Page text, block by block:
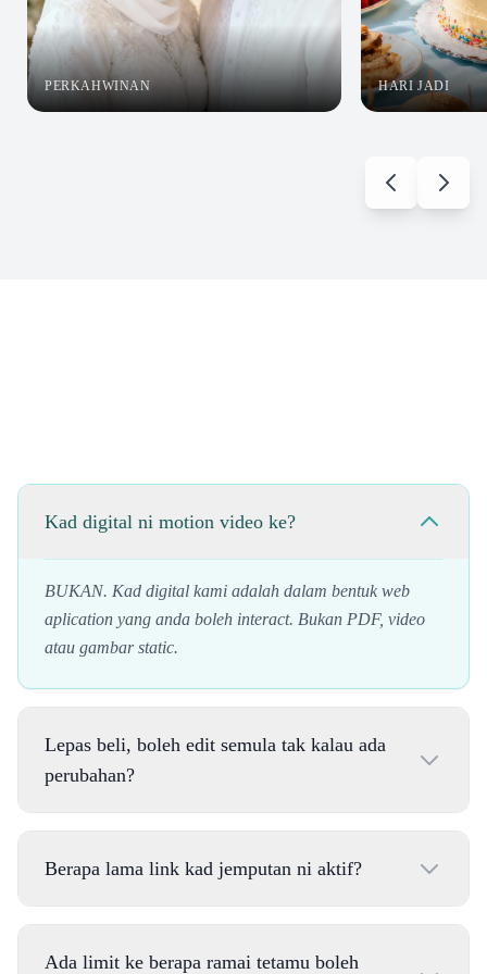
PERKAHWINAN HARI JADI
Kad digital ni motion video ke?
BUKAN. Kad digital kami adalah dalam bentuk web
aplication yang anda boleh interact. Bukan PDF, video
atau gambar static.
Lepas beli, boleh edit semula tak kalau ada
perubahan?
jam sehari. Boleh edit info, tukar gambar, tukar design
tambahan unlimited kali sehingga tiba tarikh majlis.
Berapa lama link kad jemputan ni aktif?
request untuk padam.
Ada limit ke berapa ramai tetamu boleh